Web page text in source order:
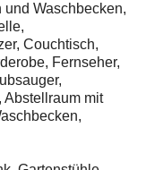
und Waschbecken,
Couchtisch,
Fernseher,
Abstellraum mit